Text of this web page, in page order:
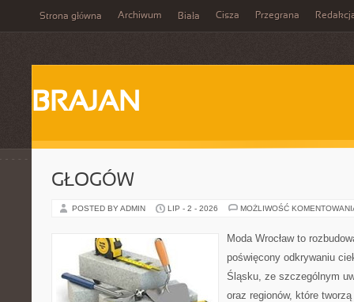
Strona główna Archiwum Biała Cisza Przegrana
BRAJAN
GŁOGÓW
POSTED BY ADMIN LIP - 2 - 2026 MOŻLIWOŚĆ
Moda Wrocław to
poświęcony odkrywaniu
Śląsku, ze szczególnym
oraz regionów, które